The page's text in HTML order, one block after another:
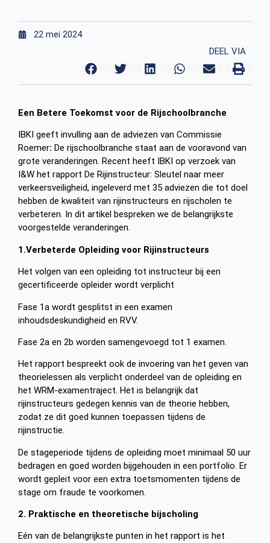
22 mei 2024
DEEL VIA
Een Betere Toekomst voor de Rijschoolbranche
IBKI geeft invulling aan de adviezen van Commissie
Roemer: De rijschoolbranche staat aan de vooravond van
grote veranderingen. Recent heeft IBKI op verzoek van
I&W het rapport De Rijinstructeur: Sleutel naar meer
verkeersveiligheid, ingeleverd met 35 adviezen die tot doel
hebben de kwaliteit van rijinstructeurs en rijscholen te
verbeteren. In dit artikel bespreken we de belangrijkste
voorgestelde veranderingen.
1.Verbeterde Opleiding voor Rijinstructeurs
Het volgen van een opleiding tot instructeur bij een
gecertificeerde opleider wordt verplicht
Fase 1a wordt gesplitst in een examen
inhoudsdeskundigheid en RVV.
Fase 2a en 2b worden samengevoegd tot 1 examen.
Het rapport bespreekt ook de invoering van het geven van
theorielessen als verplicht onderdeel van de opleiding en
het WRM-examentraject. Het is belangrijk dat
rijinstructeurs gedegen kennis van de theorie hebben,
zodat ze dit goed kunnen toepassen tijdens de
rijinstructie.
De stageperiode tijdens de opleiding moet minimaal 50 uur
bedragen en goed worden bijgehouden in een portfolio. Er
wordt gepleit voor een extra toetsmomenten tijdens de
stage om fraude te voorkomen.
2. Praktische en theoretische bijscholing
Eén van de belangrijkste punten in het rapport is het